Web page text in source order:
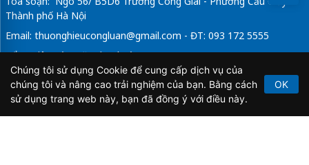
Thành phố Hà Nội
Email: thuonghieucongluan@gmail.com - ĐT: 093 172 5555
Tổng Biên Tập: Vũ Đức Thuận
Giấy phép hoạt động báo chí điện tử số 64/GP-BTTTT do Bộ
Thông tin và Truyền thông cấp ngày 21/2/2020.
Chúng tôi sử dụng Cookie để cung cấp dịch vụ của
chúng tôi và nâng cao trải nghiệm của bạn. Bằng cách
sử dụng trang web này, bạn đã đồng ý với điều này.
OK